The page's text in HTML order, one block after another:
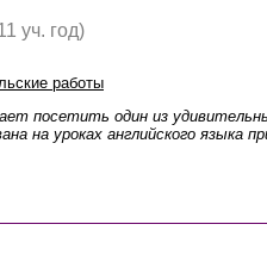
уч. год)
работы
посетить один из
на уроках английского языка